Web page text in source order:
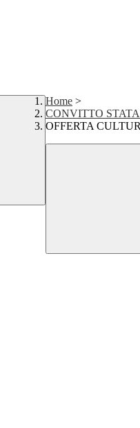
Home >
CONVITTO
OFFERTA